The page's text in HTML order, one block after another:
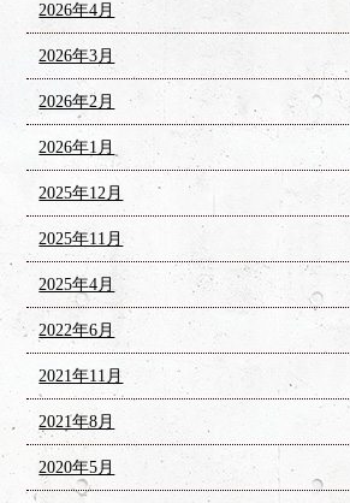
2026年4月
2026年3月
2026年2月
2026年1月
2025年12月
2025年11月
2025年4月
2022年6月
2021年11月
2021年8月
2020年5月